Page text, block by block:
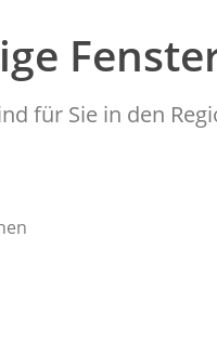
für Sie in den